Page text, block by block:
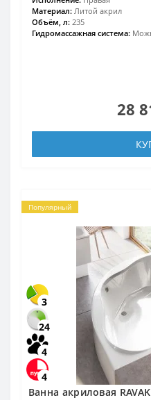
Материал: Литой акрил
Объём, л: 235
Гидромассажная система:
28
Популярный
3
24
4
4
Ванна акриловая